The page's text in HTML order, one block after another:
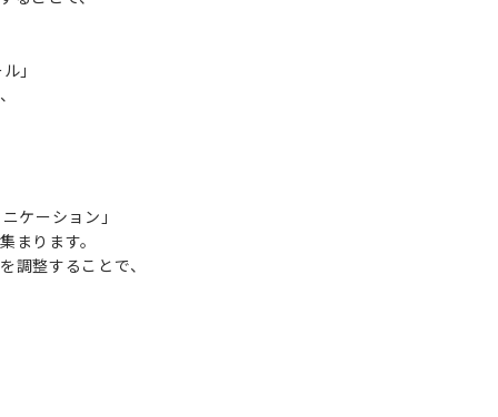
」
ケーション」
まります。
調整することで、